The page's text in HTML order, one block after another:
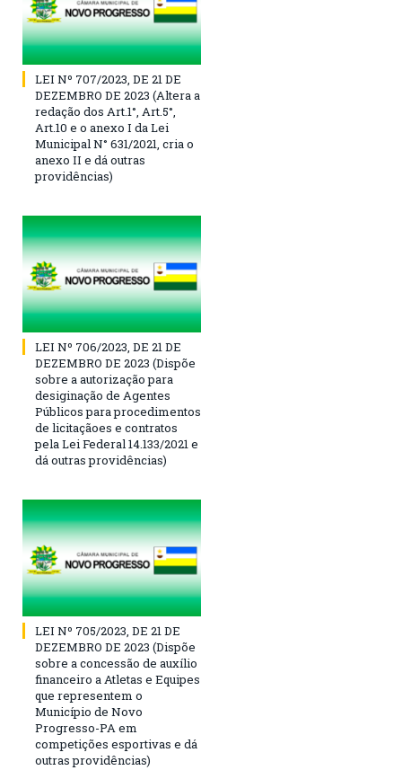
LEI Nº 707/2023, DE 21 DE
DEZEMBRO DE 2023 (Altera a
redação dos Art.1°, Art.5°,
Art.10 e o anexo I da Lei
Municipal N° 631/2021, cria o
anexo II e dá outras
providências)
LEI Nº 706/2023, DE 21 DE
DEZEMBRO DE 2023 (Dispõe
sobre a autorização para
desiginação de Agentes
Públicos para procedimentos
de licitaçãoes e contratos
pela Lei Federal 14.133/2021 e
dá outras providências)
LEI Nº 705/2023, DE 21 DE
DEZEMBRO DE 2023 (Dispõe
sobre a concessão de auxílio
financeiro a Atletas e Equipes
que representem o
Município de Novo
Progresso-PA em
competições esportivas e dá
outras providências)